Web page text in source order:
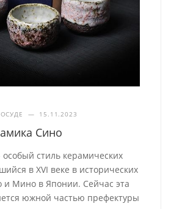
— 15.11.2023
Сино
стиль керамических
в XVI веке в исторических
и Мино в Японии. Сейчас эта
южной частью префектуры